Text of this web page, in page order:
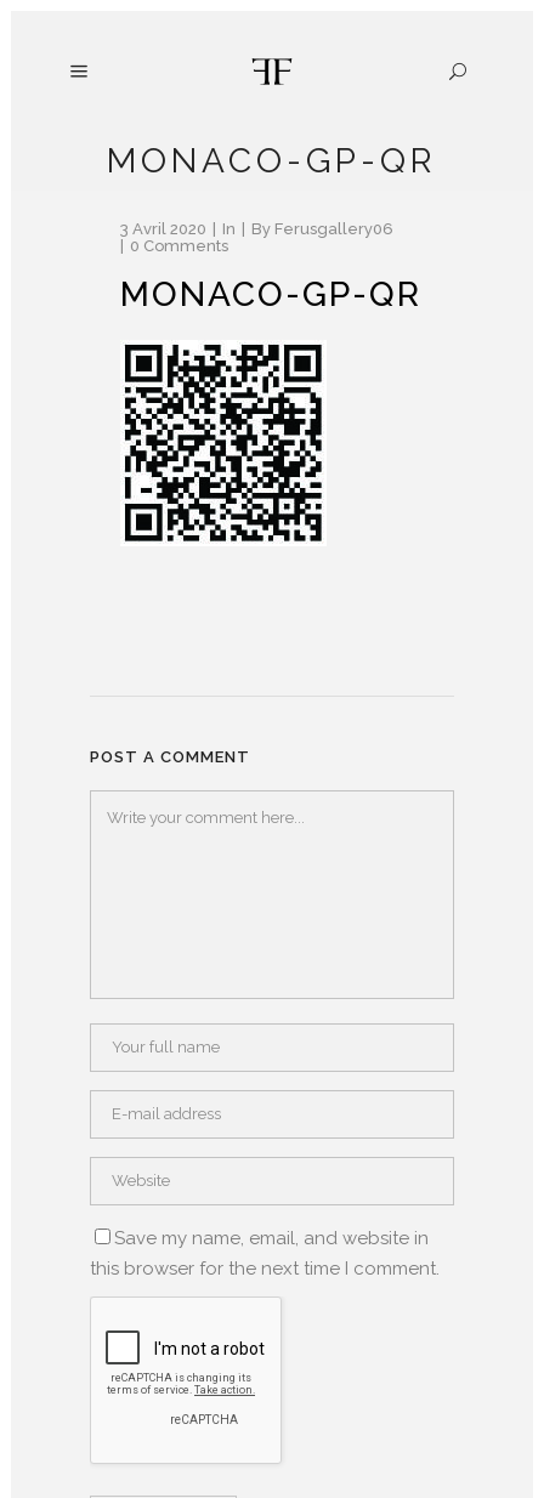
MONACO-GP-QR
3 Avril 2020 In By Ferusgallery06
0 Comments
MONACO-GP-QR
POST A COMMENT
Save my name, email, and website in
this browser for the next time I comment.